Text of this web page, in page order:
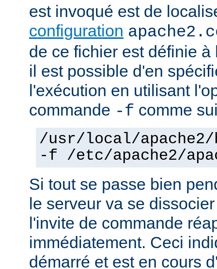
est invoqué est de
configuration
de ce fichier est définie
il est possible d'en
l'exécution en utilisant
commande -f comme
/usr/local/
-f /etc/apache2/
Si tout se passe bien
le serveur va se
l'invite de commande
immédiatement. Ceci
démarré et est en cours